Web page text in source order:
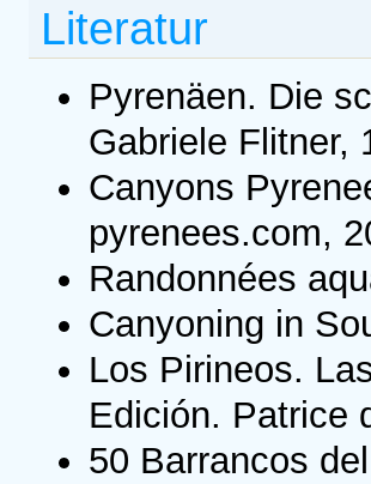
Literatur
Pyrenäen. Die
Gabriele Flitner,
Canyons
pyrenees.com,
Randonnées
Canyoning in
Los Pirineos.
Edición. Patrice
50 Barrancos